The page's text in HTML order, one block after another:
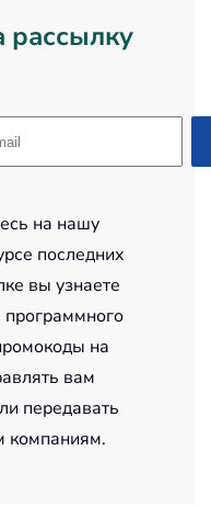
рассылку
на нашу
последних
вы узнаете
на
вам
передавать
компаниям.